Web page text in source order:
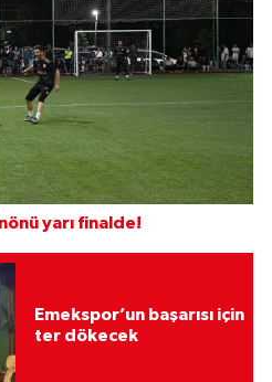
yarı finalde!
Emekspor’un başarısı için
ter dökecek